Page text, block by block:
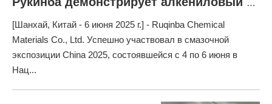
Рукинба демонстрирует алкениловый ангидрид, металловообразимые добавки и поверхностно -активные вещества на смазочной выставке Китай 2025
[Шанхай, Китай - 6 июня 2025 г.] - Ruqinba Chemical
Materials Co., Ltd. Успешно участвовал в смазочной
экспозиции China 2025, состоявшейся с 4 по 6 июня в
Нац...